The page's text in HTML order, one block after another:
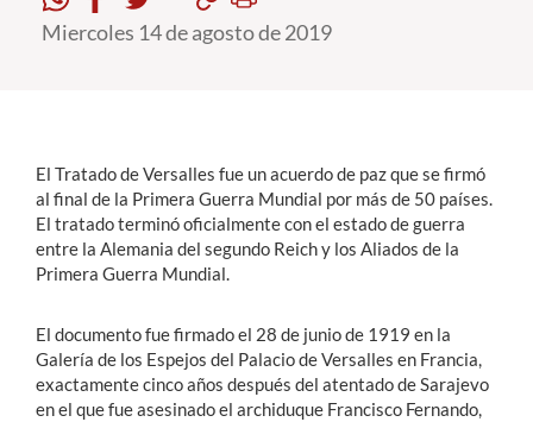
Alumni
Miercoles 14 de agosto de 2019
El Tratado de Versalles fue un acuerdo de paz que se firmó
al final de la Primera Guerra Mundial por más de 50 países.
El tratado terminó oficialmente con el estado de guerra
entre la Alemania del segundo Reich y los Aliados de la
Primera Guerra Mundial.
El documento fue firmado el 28 de junio de 1919 en la
Galería de los Espejos del Palacio de Versalles en Francia,
exactamente cinco años después del atentado de Sarajevo
en el que fue asesinado el archiduque Francisco Fernando,